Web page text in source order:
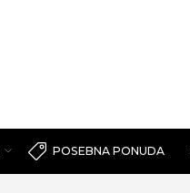
POSEBNA PONUDA